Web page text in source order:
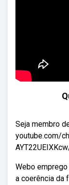
Seja membro
youtube.com/
Webo
a coerência da